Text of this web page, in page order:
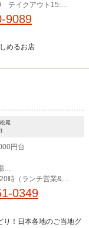
テイクアウト15:00
9089
めるお店
尾
円台
時（ランチ営業&昼
0349
り！日本各地のご当地グ